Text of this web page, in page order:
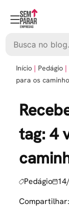
content
Início Pedágio
para os
tag: 4
Pedágio